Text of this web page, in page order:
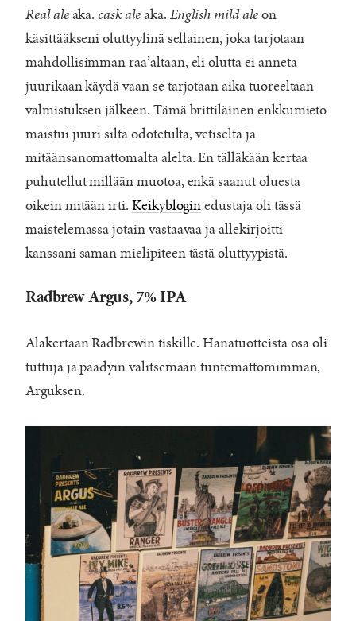
Real aleaka.cask aleaka. English mild ale on
käsittääkseni oluttyylinä sellainen, joka tarjotaan
mahdollisimman raa’altaan, eli olutta ei anneta
juurikaan käydä vaan se tarjotaan aika tuoreeltaan
valmistuksen jälkeen. Tämä brittiläinen enkkumieto
maistui juuri siltä odotetulta, vetiseltä ja
mitäänsanomattomalta alelta. En tälläkään kertaa
puhutellut millään muotoa, enkä saanut oluesta
oikein mitään irti. Keikyblogin edustaja oli tässä
maistelemassa jotain vastaavaa ja allekirjoitti
kanssani saman mielipiteen tästä oluttyypistä.
Radbrew Argus, 7% IPA
Alakertaan Radbrewin tiskille. Hanatuotteista osa oli
tuttuja ja päädyin valitsemaan tuntemattomimman,
Arguksen.